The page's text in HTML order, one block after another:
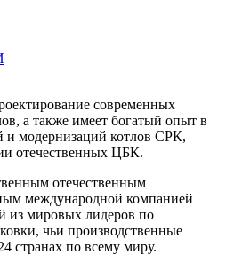
современных
а также имеет богатый опыт в
и модернизаций котлов СРК,
отечественных ЦБК.
отечественным
международной компанией
из мировых лидеров по
чьи производственные
странах по всему миру.